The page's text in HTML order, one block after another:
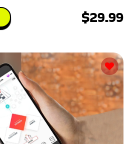
$29.99